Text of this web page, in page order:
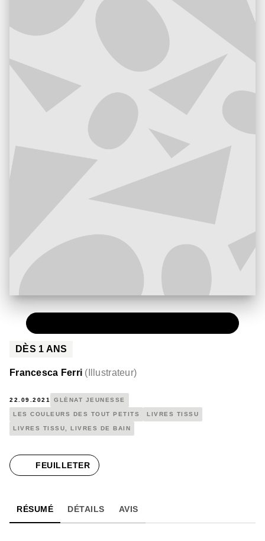
DÈS 1 ANS
Francesca Ferri ( Illustrateur)
22.09.2021 GLÉNAT JEUNESSE
LES COULEURS DES TOUT PETITS LIVRES TISSU
LIVRES TISSU, LIVRES DE BAIN
FEUILLETER
RÉSUMÉ DÉTAILS AVIS